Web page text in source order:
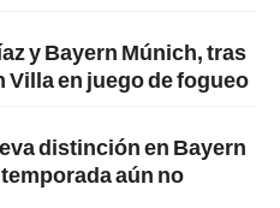
y Bayern Múnich, tras
en juego de fogueo
distinción en Bayern
aún no